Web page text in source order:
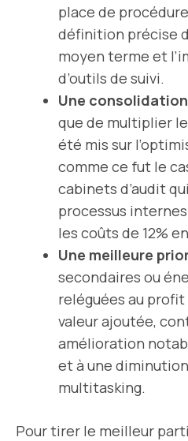
place de
définition précise
moyen terme et
d’outils de suivi.
Une
que de multiplier
été mis sur
comme ce fut le
cabinets d’audit
processus
les coûts de 12%
Une meilleure
secondaires ou
reléguées au
valeur ajoutée,
amélioration
et à une
multitasking.
Pour tirer le meilleur